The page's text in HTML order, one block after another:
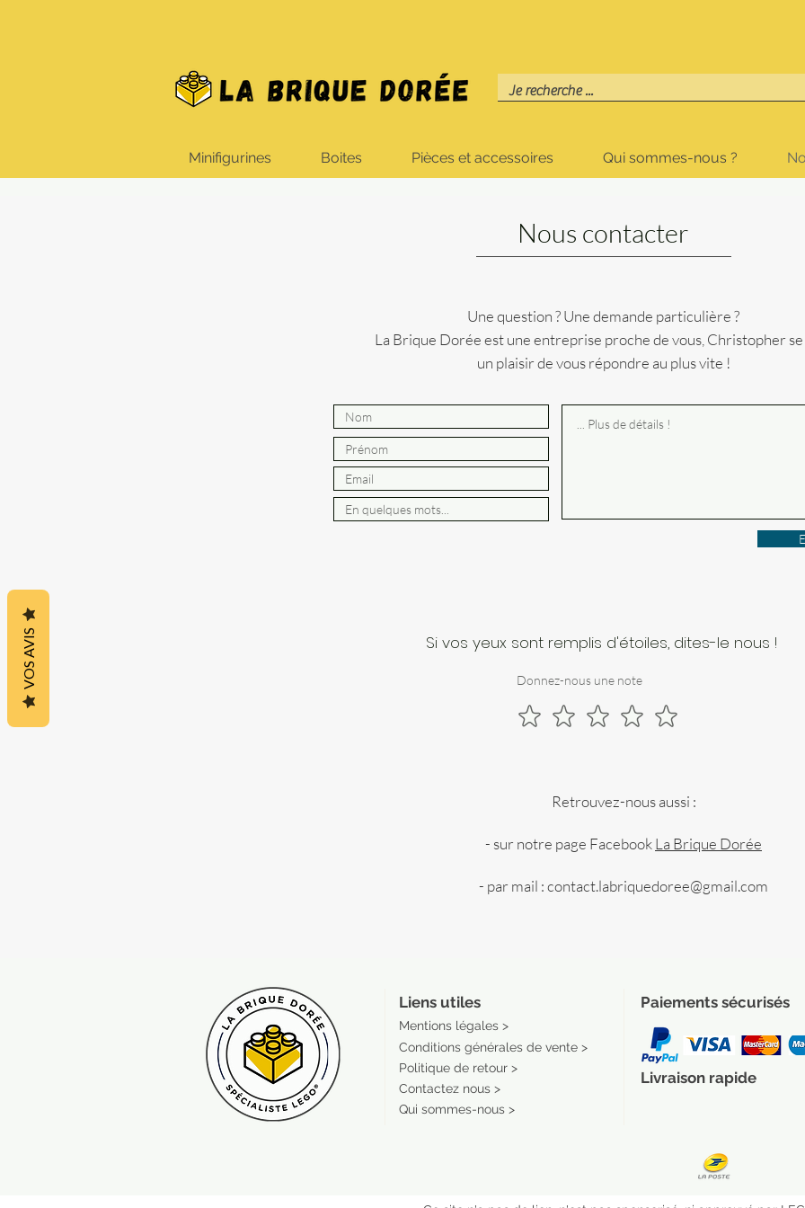
Minifigurines Boites Pièces et accessoires Qui sommes-nous ?
Nous contacter
Une question ? Une demande particulière ?
La Brique Dorée est une entreprise proche de vous, Christopher
un plaisir de vous répondre au plus vite !
Si vos yeux sont remplis d'étoiles, dites-le nous !
Donnez-nous une note
Retrouvez-nous aussi :
- sur notre page FacebookLa Brique Dorée
- par mail : contact.labriquedoree@gmail.com
Liens utiles
Mentions légales >
Conditions générales de vente >
Politique de retour >
Contactez nous >
Qui sommes-nous >
Paiements sécurisés
Livraison rapide
VOS AVIS